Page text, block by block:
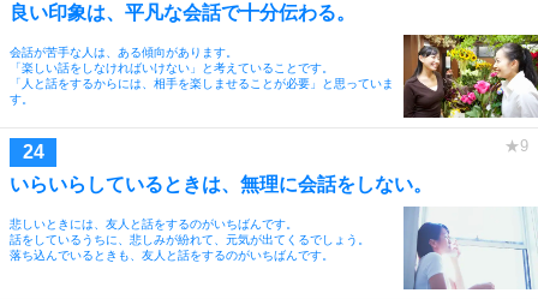
良い印象は、平凡な会話で十分伝わる。
会話が苦手な人は、ある傾向があります。
「楽しい話をしなければいけない」と考えていることです。
「人と話をするからには、相手を楽しませることが必要」と思っていま
す。
いらいらしているときは、無理に会話をしない。
悲しいときには、友人と話をするのがいちばんです。
話をしているうちに、悲しみが紛れて、元気が出てくるでしょう。
落ち込んでいるときも、友人と話をするのがいちばんです。